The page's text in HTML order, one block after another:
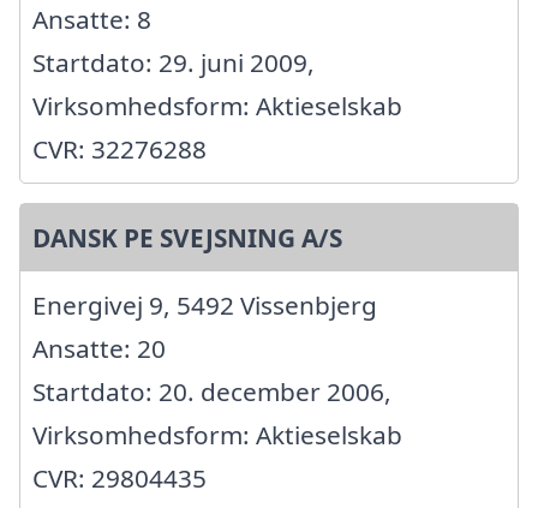
Ansatte: 8
Startdato: 29. juni 2009,
Virksomhedsform: Aktieselskab
CVR: 32276288
DANSK PE SVEJSNING A/S
Energivej 9, 5492 Vissenbjerg
Ansatte: 20
Startdato: 20. december 2006,
Virksomhedsform: Aktieselskab
CVR: 29804435